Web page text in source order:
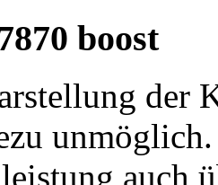
boost
der
auch